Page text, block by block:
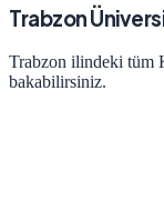
Trabzon
Trabzon ilindeki tüm
bakabilirsiniz.